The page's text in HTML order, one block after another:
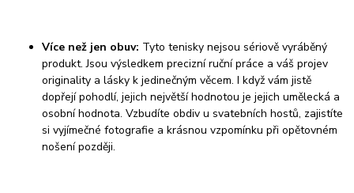
Více než jen obuv: Tyto tenisky nejsou sériově vyráběný
produkt. Jsou výsledkem precizní ruční práce a váš projev
originality a lásky k jedinečným věcem. I když vám jistě
dopřejí pohodlí, jejich největší hodnotou je jejich umělecká a
osobní hodnota. Vzbudíte obdiv u svatebních hostů, zajistíte
si vyjímečné fotografie a krásnou vzpomínku při opětovném
nošení později.